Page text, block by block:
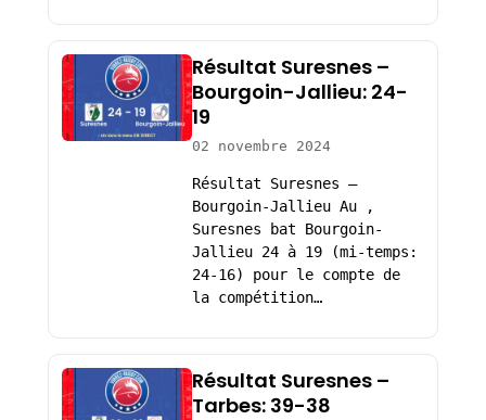
Résultat Suresnes –
Bourgoin-Jallieu: 24-
19
02 novembre 2024
Résultat Suresnes –
Bourgoin-Jallieu Au ,
Suresnes bat Bourgoin-
Jallieu 24 à 19 (mi-temps:
24-16) pour le compte de
la compétition…
Résultat Suresnes –
Tarbes: 39-38